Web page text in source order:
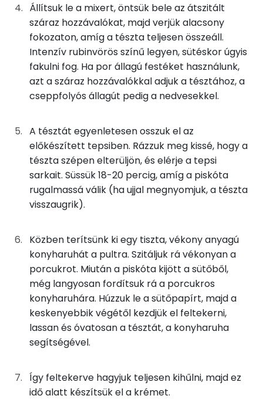
0g
ecet
0gételfesték
0 kcal
25g porcukor
97 kcal
1gvaníliaaroma
0 kcal
55g tojás
Fehér csokis mascarponekrém
31gmascarpone
126 kcal
vaj
10gporcukor
39 kcal
13gfehér csokoládé
67 kcal
6ghabtejszín 18 kcal
Összesen 838 kcal
Kolin:
E vitamin:
Niacin - B3 vitamin:
Riboflavin - B2 vitamin:
Fehérje
Összesen 13.3 g
Összesen
41.9 g
Telített zsírsav
14 g
Egyszeresen telítetlen zsírsav:
10 g
Többszörösen telítetlen zsírsav
4 g
Ásványi anyagok
Állítsuk le a mixert, öntsük bele az átszitált
száraz hozzávalókat, majd verjük alacsony
fokozaton, amíg a tészta teljesen összeáll.
Intenzív rubinvörös színű legyen, sütéskor úgyis
fakulni fog. Ha por állagú festéket használunk,
azt a száraz hozzávalókkal adjuk a tésztához, a
cseppfolyós állagút pedig a nedvesekkel.
A tésztát egyenletesen osszuk el az
előkészített tepsiben. Rázzuk meg kissé, hogy a
tészta szépen elterüljön, és elérje a tepsi
sarkait. Süssük 18-20 percig, amíg a piskóta
rugalmassá válik (ha ujjal megnyomjuk, a tészta
visszaugrik).
Közben terítsünk ki egy tiszta, vékony anyagú
konyharuhát a pultra. Szitáljuk rá vékonyan a
porcukrot. Miután a piskóta kijött a sütőből,
még langyosan fordítsuk rá a porcukros
konyharuhára. Húzzuk le a sütőpapírt, majd a
keskenyebbik végétől kezdjük el feltekerni,
lassan és óvatosan a tésztát, a konyharuha
segítségével.
Így feltekerve hagyjuk teljesen kihűlni, majd ez
idő alatt készítsük el a krémet.